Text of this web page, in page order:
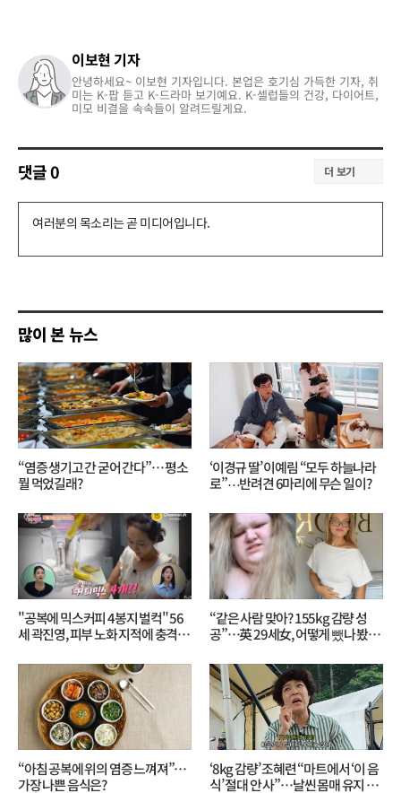
이보현 기자
안녕하세요~ 이보현 기자입니다. 본업은 호기심 가득한 기자, 취
미는 K-팝 듣고 K-드라마 보기예요. K-셀럽들의 건강, 다이어트,
미모 비결을 속속들이 알려드릴게요.
댓글0 더 보기
댓
기
많이 본 뉴스
“염증 생기고 간 굳어 간다”… 평소
뭘 먹었길래?
‘이경규 딸’ 이예림 “모두 하늘나라
로”⋯반려견 6마리에 무슨 일이?
"공복에 믹스커피 4봉지 벌컥" 56
세 곽진영, 피부 노화 지적에 충격…
“같은 사람 맞아? 155kg 감량 성
공”…英 29세女, 어떻게 뺐나 봤더
“아침 공복에 위의 염증 느껴져”…
가장 나쁜 음식은?
‘8kg 감량’ 조혜련 “마트에서 ‘이 음
식’ 절대 안 사”…날씬 몸매 유지 비